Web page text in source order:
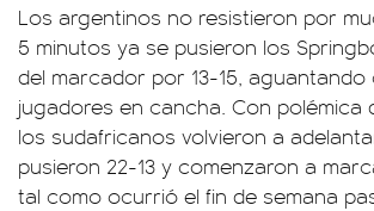
Los argentinos no resistieron por
5 minutos ya se pusieron los
del marcador por 13-15, aguantando
jugadores en cancha. Con polémica
los sudafricanos volvieron a
pusieron 22-13 y comenzaron a
tal como ocurrió el fin de semana